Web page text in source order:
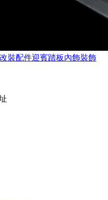
裝配件迎賓踏板內飾裝飾